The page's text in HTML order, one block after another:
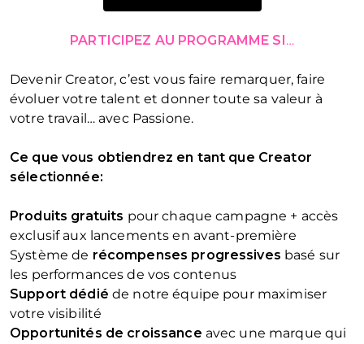
PARTICIPEZ AU PROGRAMME SI…
Devenir Creator, c’est vous faire remarquer, faire
évoluer votre talent et donner toute sa valeur à
votre travail… avec Passione.
Ce que vous obtiendrez en tant que Creator
sélectionnée:
Produits gratuits pour chaque campagne + accès
exclusif aux lancements en avant-première
Système de récompenses progressives basé sur
les performances de vos contenus
Support dédié de notre équipe pour maximiser
votre visibilité
Opportunités de croissance avec une marque qui